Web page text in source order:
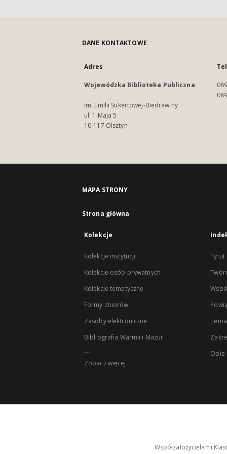
DANE KONTAKTOWE
Adres
Wojewódzka Biblioteka Publiczna
im. Emilii Sukertowej-Biedrawiny
ul. 1 Maja 5
10-117 Olsztyn
MAPA STRONY
Strona główna
Kolekcje
Kolekcje instytucji
Kolekcje osób prywatnych
Kolekcje tematyczne
Formy zbiorów
Zasoby elektroniczne
Bibliografia Warmii i Mazur
...
Zobacz więcej
Tytuł
Opis
Współzałożycielami